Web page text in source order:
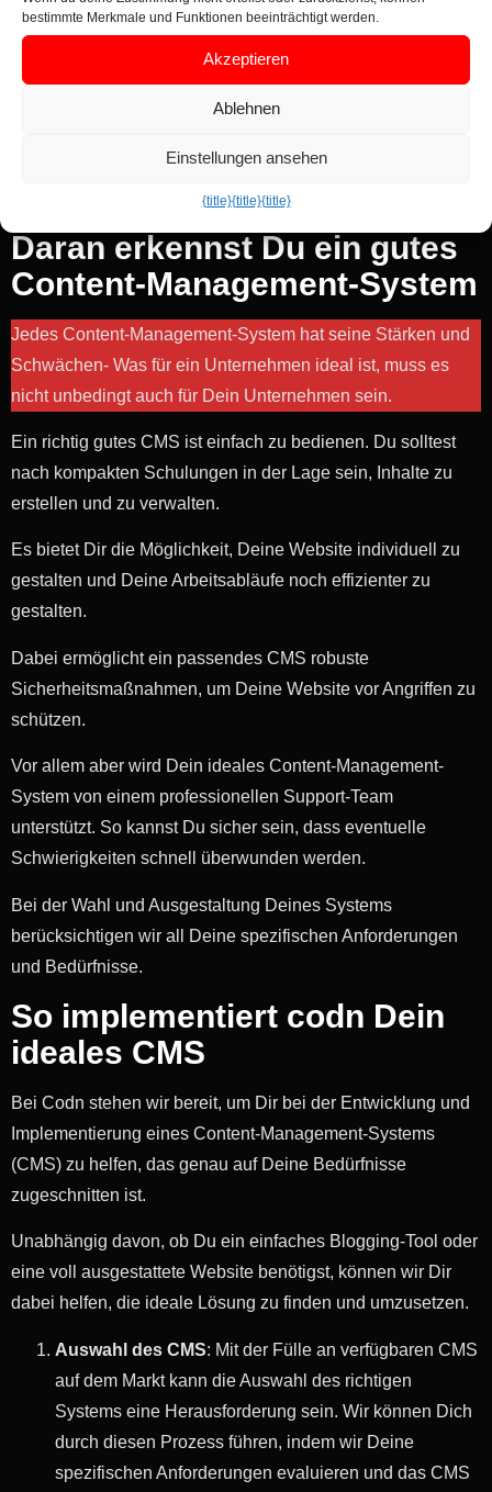
Unternehmen wachsen kann. Du kannst zunächst mit
Mit einem Content-Management-System haben
Sie können entscheiden, welche Inhalte wann und wie
Daran erkennst Du ein gutes
Content-Management-System
Jedes Content-Management-System hat seine Stärken und
Schwächen- Was für ein Unternehmen ideal ist, muss es
nicht unbedingt auch für Dein Unternehmen sein.
Ein richtig gutes CMS ist einfach zu bedienen. Du solltest
nach kompakten Schulungen in der Lage sein, Inhalte zu
erstellen und zu verwalten.
Es bietet Dir die Möglichkeit, Deine Website individuell zu
gestalten und Deine Arbeitsabläufe noch effizienter zu
gestalten.
Dabei ermöglicht ein passendes CMS robuste
Sicherheitsmaßnahmen, um Deine Website vor Angriffen zu
schützen.
Vor allem aber wird Dein ideales Content-Management-
System von einem professionellen Support-Team
unterstützt. So kannst Du sicher sein, dass eventuelle
Schwierigkeiten schnell überwunden werden.
Bei der Wahl und Ausgestaltung Deines Systems
berücksichtigen wir all Deine spezifischen Anforderungen
und Bedürfnisse.
So implementiert codn Dein
ideales CMS
Bei Codn stehen wir bereit, um Dir bei der Entwicklung und
Implementierung eines Content-Management-Systems
(CMS) zu helfen, das genau auf Deine Bedürfnisse
zugeschnitten ist.
Unabhängig davon, ob Du ein einfaches Blogging-Tool oder
eine voll ausgestattete Website benötigst, können wir Dir
dabei helfen, die ideale Lösung zu finden und umzusetzen.
Auswahl des CMS: Mit der Fülle an verfügbaren CMS
auf dem Markt kann die Auswahl des richtigen
Systems eine Herausforderung sein. Wir können Dich
durch diesen Prozess führen, indem wir Deine
spezifischen Anforderungen evaluieren und das CMS
bestimmte Merkmale und Funktionen beeinträchtigt werden.
Akzeptieren
Ablehnen
Einstellungen ansehen
{title}{title}{title}